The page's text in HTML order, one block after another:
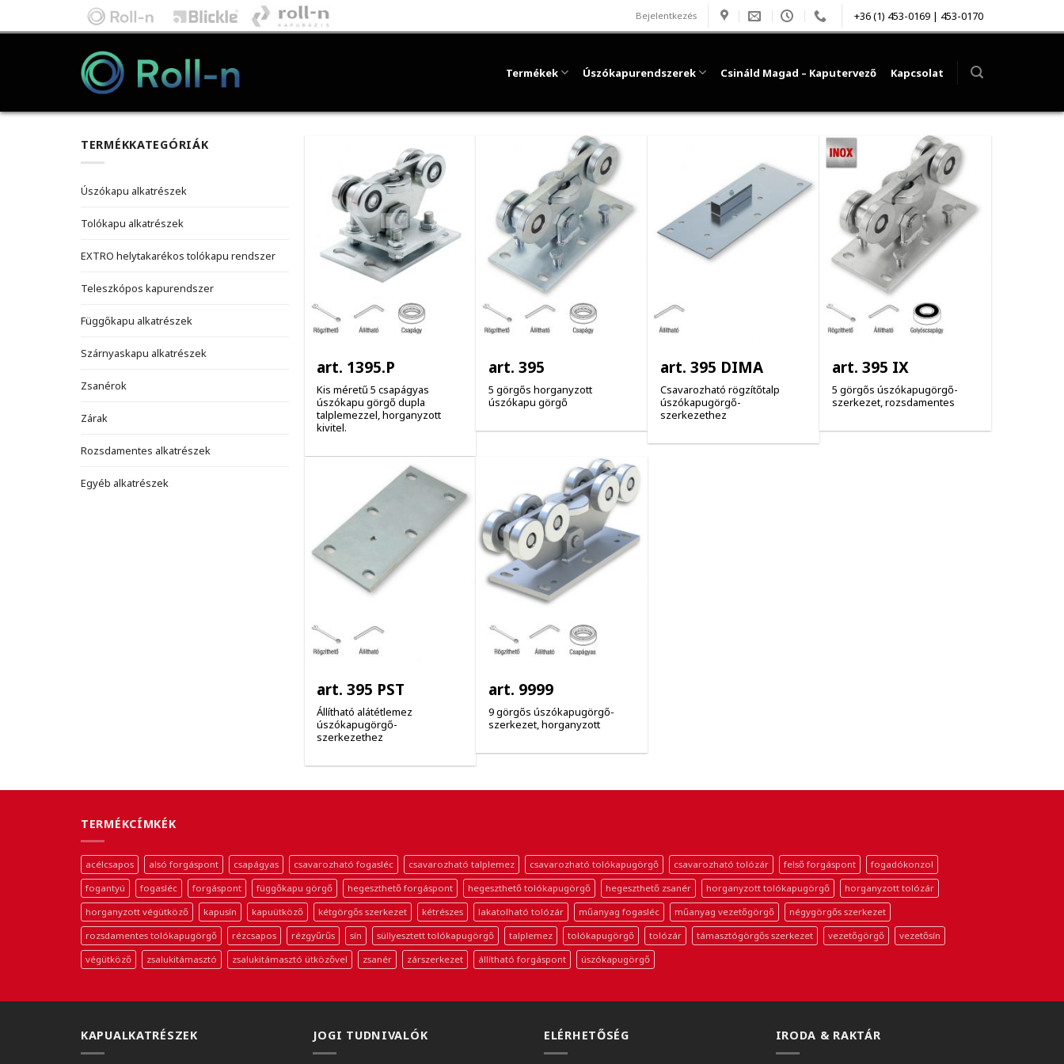
Bejelentkezés +36 (1) 453-0169 | 453-0170
Termékek Úszókapurendszerek Csináld Magad – Kaputervező Kapcsolat
TERMÉKKATEGÓRIÁK
Úszókapu alkatrészek
Tolókapu alkatrészek
EXTRO helytakarékos tolókapu rendszer
Teleszkópos kapurendszer
Függőkapu alkatrészek
Szárnyaskapu alkatrészek
Zsanérok
Zárak
Rozsdamentes alkatrészek
Egyéb alkatrészek
art. 1395.P
Kis méretű 5 csapágyas
úszókapu görgő dupla
talplemezzel, horganyzott
kivitel.
art. 395
5 görgős horganyzott
úszókapu görgő
art. 395 DIMA
Csavarozható rögzítőtalp
úszókapugörgő-
szerkezethez
art. 395 IX
5 görgős úszókapugörgő-
szerkezet, rozsdamentes
art. 395 PST
Állítható alátétlemez
úszókapugörgő-
szerkezethez
art. 9999
9 görgős úszókapugörgő-
szerkezet, horganyzott
TERMÉKCÍMKÉK
acélcsapos alsó forgáspont csapágyas csavarozható fogasléc csavarozható talplemez csavarozható tolókapugörgő csavarozható tolózár felső forgáspont
fogadókonzol
fogantyú
fogasléc forgáspont függőkapu görgő hegeszthető forgáspont hegeszthető tolókapugörgő hegeszthető zsanér horganyzott tolókapugörgő
horganyzott tolózár
horganyzott végütköző
kapusín kapuütköző kétgörgős szerkezet kétrészes lakatolható tolózár műanyag fogasléc műanyag vezetőgörgő
négygörgős szerkezet
rozsdamentes tolókapugörgő
rézcsapos rézgyűrűs sín süllyesztett tolókapugörgő talplemez tolókapugörgő tolózár támasztógörgős szerkezet vezetőgörgő
vezetősín
végütköző
zsalukitámasztó zsalukitámasztó ütközővel zsanér zárszerkezet állítható forgáspont úszókapugörgő
KAPUALKATRÉSZEK JOGI TUDNIVALÓK ELÉRHETŐSÉG IRODA & RAKTÁR